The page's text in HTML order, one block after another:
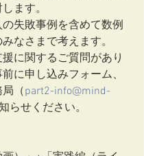
ます。
失敗事例を含めて数例
なさまで考えます。
に関するご質問があり
に申し込みフォーム、
（part2-info@mind-
らせください。